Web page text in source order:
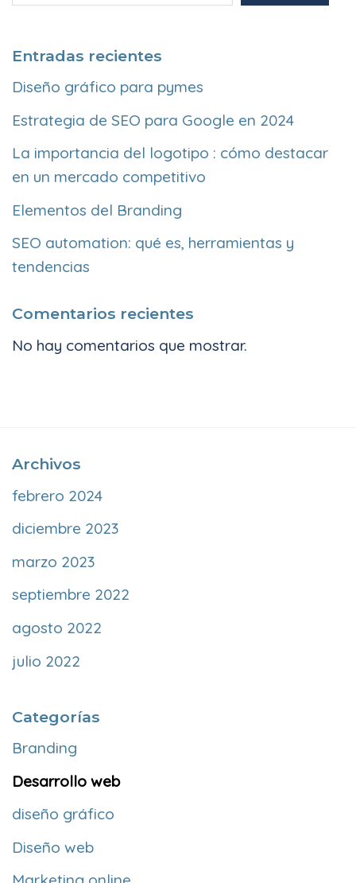
Entradas recientes
Diseño gráfico para pymes
Estrategia de SEO para Google en 2024
La importancia del logotipo : cómo destacar
en un mercado competitivo
Elementos del Branding
SEO automation: qué es, herramientas y
tendencias
Comentarios recientes
No hay comentarios que mostrar.
Archivos
febrero 2024
diciembre 2023
marzo 2023
septiembre 2022
agosto 2022
julio 2022
Categorías
Branding
Desarrollo web
diseño gráfico
Diseño web